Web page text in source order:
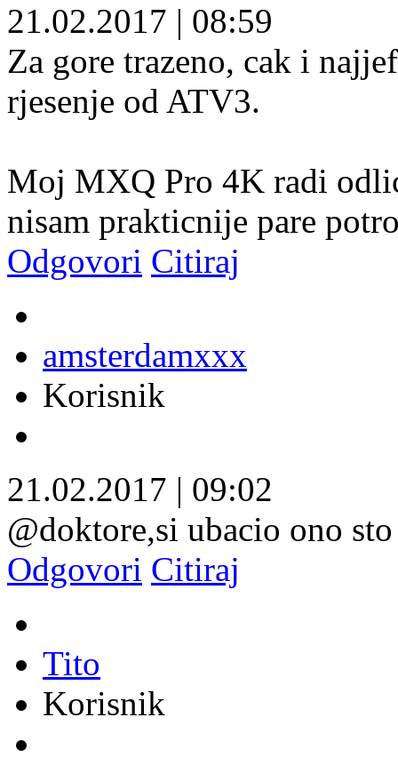
21.02.2017 | 08:59
Za gore trazeno, cak i
rjesenje od ATV3.
Moj MXQ Pro 4K radi
nisam prakticnije pare
Odgovori Citiraj
amsterdamxxx
Korisnik
21.02.2017 | 09:02
@doktore,si ubacio ono
Odgovori Citiraj
Tito
Korisnik